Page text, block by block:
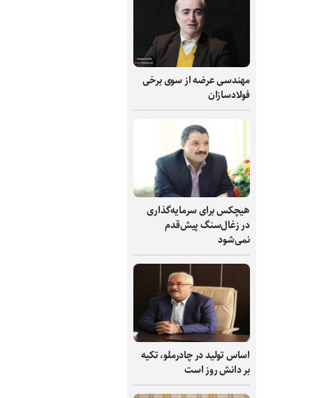
مهندسی عرضه از سوی برخی
فولادسازان
هیچکس برای سرمایه‌گذاری
در زغال‌سنگ پیش‌قدم
نمی‌شود
اساس تولید در چادرملو، تکیه
بر دانش‌ روز است